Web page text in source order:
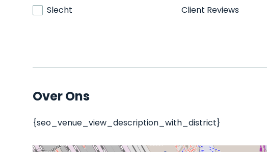
Slecht
Client Reviews
Over Ons
{seo_venue_view_description_with_district}